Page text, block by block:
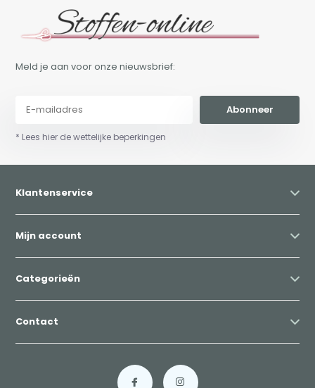
Meld je aan voor onze nieuwsbrief:
Abonneer
* Lees hier de wettelijke beperkingen
Klantenservice
Mijn account
Categorieën
Contact